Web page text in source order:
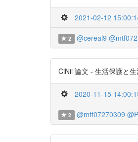
2021-02-12
2 @cereal9
CiNii 論文 - 生活保護と
2020-11-15
2 @mtf07270309